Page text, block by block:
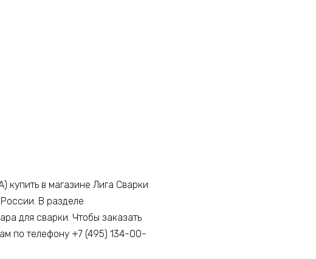
в магазине Лига Сварки
В разделе
для сварки. Чтобы заказать
по телефону +7 (495) 134-00-